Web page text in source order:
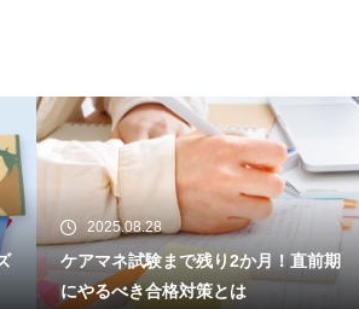
2025.08.27
パーキンソン病の訪問看護は医療保
険？介護保険？助成制度についても解